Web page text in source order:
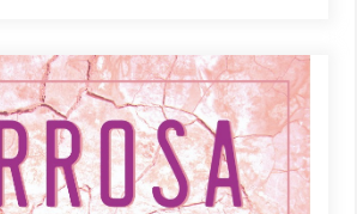
2021/10/04
Segura irratian Arrosaren 20 urteez
2021/07/22